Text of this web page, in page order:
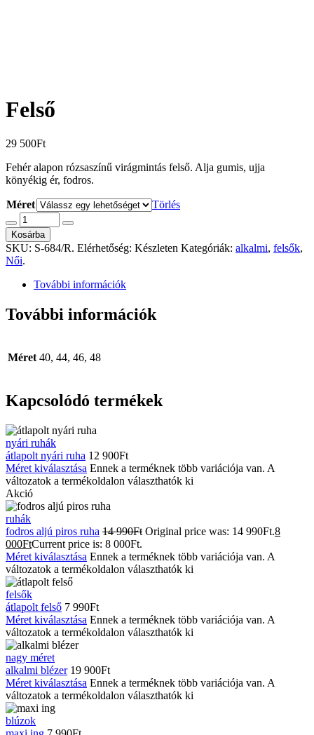
Felső
29 500Ft
Fehér alapon rózsaszínű virágmintás felső. Alja gumis, ujja
könyékig ér, fodros.
Méret Törlés
Kosárba
SKU: S-684/R. Elérhetőség: Készleten Kategóriák: alkalmi, felsők,
Női.
További információk
További információk
Méret 40, 44, 46, 48
Kapcsolódó termékek
nyári ruhák
átlapolt nyári ruha 12 900Ft
Méret kiválasztása Ennek a terméknek több variációja van. A
változatok a termékoldalon választhatók ki
Akció
ruhák
fodros aljú piros ruha 14 990Ft Original price was: 14 990Ft.8
000FtCurrent price is: 8 000Ft.
Méret kiválasztása Ennek a terméknek több variációja van. A
változatok a termékoldalon választhatók ki
felsők
átlapolt felső 7 990Ft
Méret kiválasztása Ennek a terméknek több variációja van. A
változatok a termékoldalon választhatók ki
nagy méret
alkalmi blézer 19 900Ft
Méret kiválasztása Ennek a terméknek több variációja van. A
változatok a termékoldalon választhatók ki
blúzok